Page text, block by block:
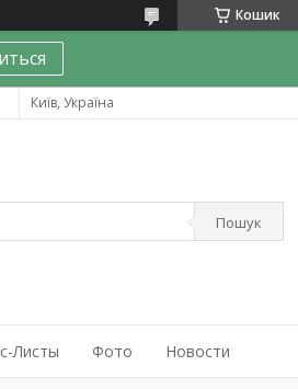
Кошик
Київ, Україна
Пошук
Листы Фото Новости